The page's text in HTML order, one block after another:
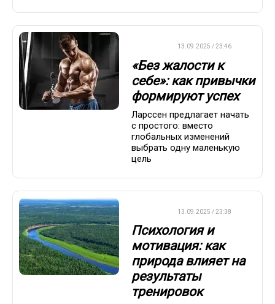
13.09.2025 / 23:46
«Без жалости к
себе»: как привычки
формируют успех
Ларссен предлагает начать
с простого: вместо
глобальных изменений
выбрать одну маленькую
цель
13.09.2025 / 23:38
Психология и
мотивация: как
природа влияет на
результаты
тренировок